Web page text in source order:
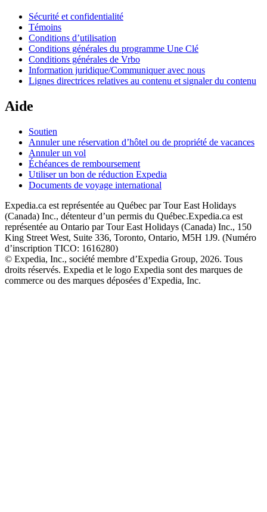
Sécurité et confidentialité
Témoins
Conditions d’utilisation
Conditions générales du programme Une Clé
Conditions générales de Vrbo
Information juridique/Communiquer avec nous
Lignes directrices relatives au contenu et signaler du contenu
Aide
Soutien
Annuler une réservation d’hôtel ou de propriété de vacances
Annuler un vol
Échéances de remboursement
Utiliser un bon de réduction Expedia
Documents de voyage international
Expedia.ca est représentée au Québec par Tour East Holidays
(Canada) Inc., détenteur d’un permis du Québec.Expedia.ca est
représentée au Ontario par Tour East Holidays (Canada) Inc., 150
King Street West, Suite 336, Toronto, Ontario, M5H 1J9. (Numéro
d’inscription TICO: 1616280)
© Expedia, Inc., société membre d’Expedia Group, 2026. Tous
droits réservés. Expedia et le logo Expedia sont des marques de
commerce ou des marques déposées d’Expedia, Inc.